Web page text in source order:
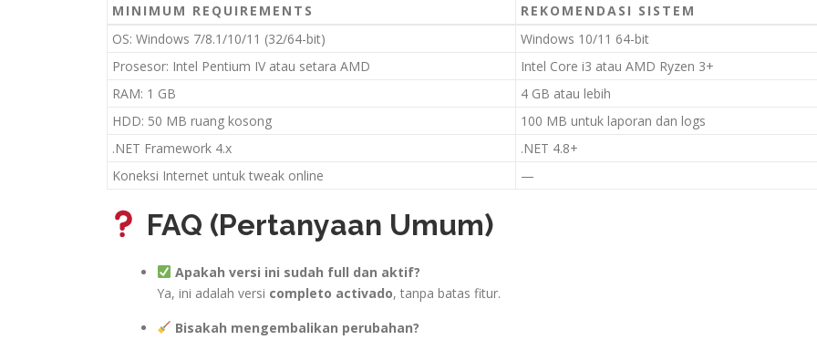
MINIMUM REQUIREMENTS
REKOMENDASI SISTEM
OS: Windows 7/8.1/10/11 (32/64-bit)
Windows 10/11 64-bit
Prosesor: Intel Pentium IV atau setara AMD
Intel Core i3 atau AMD Ryzen 3+
RAM: 1 GB
4 GB atau lebih
HDD: 50 MB ruang kosong
100 MB untuk laporan dan logs
.NET Framework 4.x
.NET 4.8+
Koneksi Internet untuk tweak online
—
FAQ (Pertanyaan Umum)
Apakah versi ini sudah full dan aktif?
Ya, ini adalah versi completo activado, tanpa batas fitur.
Bisakah mengembalikan perubahan?